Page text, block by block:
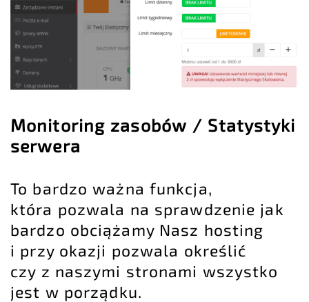
Monitoring zasobów / Statystyki
serwera
To bardzo ważna funkcja,
która pozwala na sprawdzenie jak
bardzo obciążamy Nasz hosting
i przy okazji pozwala określić
czy z naszymi stronami wszystko
jest w porządku.